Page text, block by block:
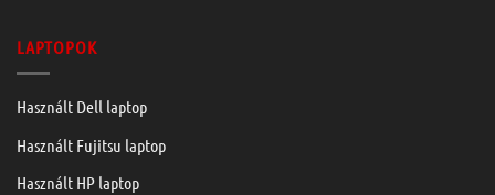
LAPTOPOK
Használt Dell laptop
Használt Fujitsu laptop
Használt HP laptop